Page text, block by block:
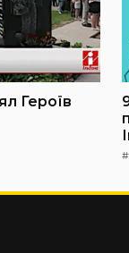
Героїв
#